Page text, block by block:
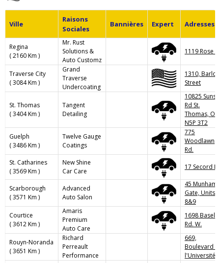
Ville
Raisons
Sociales
Bannières Expert Adresses
Regina
( 2160 Km )
Mr. Rust
Solutions &
Auto Customz
1119 Rose St
Traverse City
( 3084 Km )
Grand
Traverse
Undercoating
1310,
Street
St. Thomas
( 3404 Km )
Tangent
Detailing
10825
Rd St.
Thomas, ON
N5P 3T2
Guelph
( 3486 Km )
Twelve Gauge
Coatings
775
Woodlawn
Rd.
St. Catharines
( 3569 Km )
New Shine
Car Care
17 Secord
Scarborough
( 3571 Km )
Advanced
Auto Salon
45 Munham
Gate, Units
8&9
Courtice
( 3612 Km )
Amaris
Premium
Auto Care
1698
Rd. W.
Rouyn-Noranda
( 3651 Km )
Richard
Perreault
Performance
669,
Boulevard
l'Université